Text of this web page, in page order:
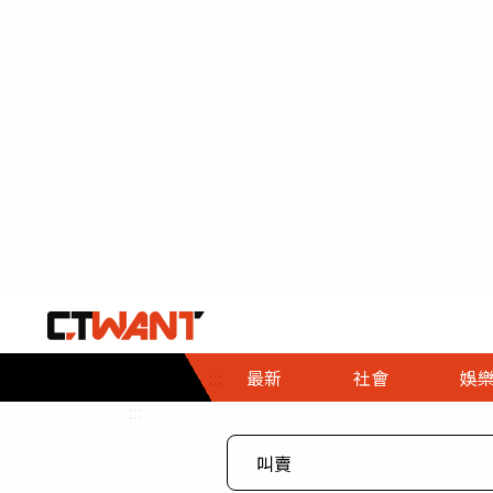
::: 最新 社會
社會首頁
時事
娛樂
娛樂首頁
即時
專題
財經首頁
熱線
３Ｃ
政